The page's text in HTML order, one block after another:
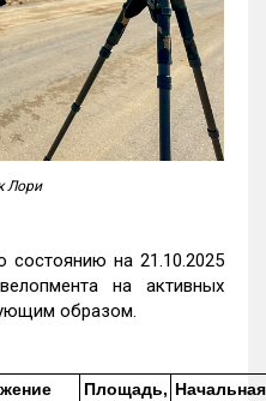
Лори
состоянию на 21.10.2025
на активных
образом.
Площадь, Начальная